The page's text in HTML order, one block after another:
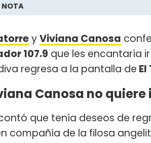
NOTA
yViviana Canosa
107.9 que les encantaría
regresa a la pantalla de El
Canosa no
que tenía deseos de
compañía de la filosa